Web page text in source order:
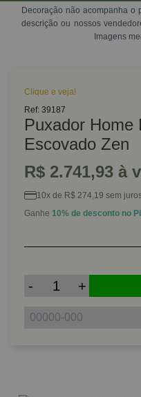
Decoração não acompanha o
descrição ou nossos
Imagens
Clique e veja!
Ref: 39187
Puxador Home
Escovado Zen
R$ 2.741,93 à
10x de R$ 274,19 sem
Ganhe 10% de desconto no
- +